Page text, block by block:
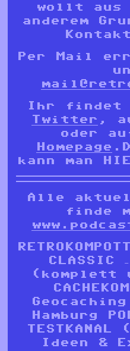
wollt aus
anderem
Per Mail
Ihr findet
Twitter ,
oder
Homepage
kann man
Alle
finde
CLASSIC
(komplett
Hamburg
Ideen &